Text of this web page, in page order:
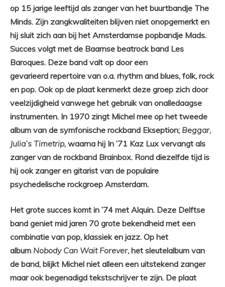
op 15 jarige leeftijd als zanger van het buurtbandje The
Minds. Zijn zangkwaliteiten blijven niet onopgemerkt en
hij sluit zich aan bij het Amsterdamse popbandje Mads.
Succes volgt met de Baarnse beatrock band Les
Baroques. Deze band valt op door een
gevarieerd repertoire van o.a. rhythm and blues, folk, rock
en pop. Ook op de plaat kenmerkt deze groep zich door
veelzijdigheid vanwege het gebruik van onalledaagse
instrumenten. In 1970 zingt Michel mee op het tweede
album van de symfonische rockband Ekseption; Beggar,
Julia’s Timetrip, waarna hij In ’71 Kaz Lux vervangt als
zanger van de rockband Brainbox. Rond diezelfde tijd is
hij ook zanger en gitarist van de populaire
psychedelische rockgroep Amsterdam.
Het grote succes komt in ’74 met Alquin. Deze Delftse
band geniet mid jaren 70 grote bekendheid met een
combinatie van pop, klassiek en jazz. Op het
album Nobody Can Wait Forever, het sleutelalbum van
de band, blijkt Michel niet alleen een uitstekend zanger
maar ook begenadigd tekstschrijver te zijn. De plaat